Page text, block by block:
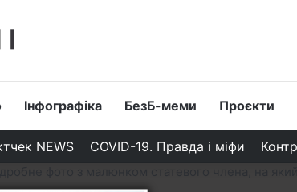
Інфографіка БезБ-меми Проєкти
NEWS COVID-19. Правда і міфи